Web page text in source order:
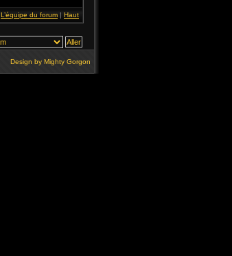
L’équipe du forum | Haut
Design by Mighty Gorgon